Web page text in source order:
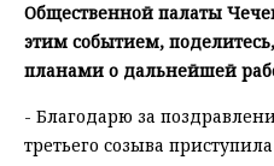
Общественной палаты
этим событием,
планами о дальнейшей
- Благодарю за
третьего созыва